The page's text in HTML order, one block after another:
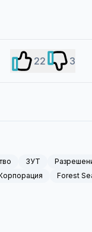
22 3
ЗУТ
Forest